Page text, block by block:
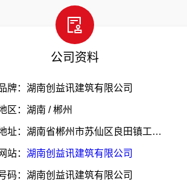
公司资料
牌：湖南创益讯建筑有限公司
区：湖南 / 郴州
详细地址：湖南省郴州市苏仙区良田镇工业园G107与良田大道交叉口东南方向
站： 湖南创益讯建筑有限公司
码：湖南创益讯建筑有限公司